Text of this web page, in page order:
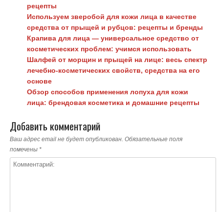
рецепты
Используем зверобой для кожи лица в качестве
средства от прыщей и рубцов: рецепты и бренды
Крапива для лица — универсальное средство от
косметических проблем: учимся использовать
Шалфей от морщин и прыщей на лице: весь спектр
лечебно-косметических свойств, средства на его
основе
Обзор способов применения лопуха для кожи
лица: брендовая косметика и домашние рецепты
Добавить комментарий
Ваш адрес email не будет опубликован. Обязательные поля
помечены *